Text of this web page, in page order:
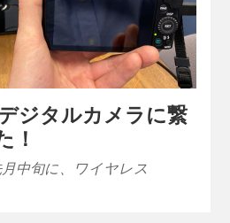
ジタルカメラに繋
！
中旬に、ワイヤレス